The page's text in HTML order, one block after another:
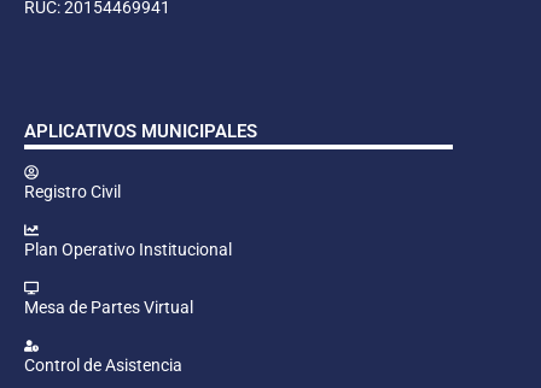
RUC: 20154469941
APLICATIVOS MUNICIPALES
Registro Civil
Plan Operativo Institucional
Mesa de Partes Virtual
Control de Asistencia